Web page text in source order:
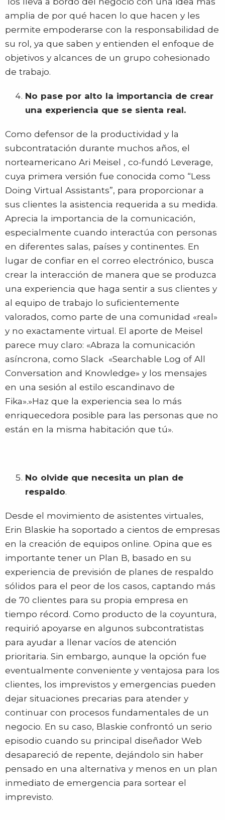
amplia de por qué hacen lo que hacen y les
permite empoderarse con la responsabilidad de
su rol, ya que saben y entienden el enfoque de
objetivos y alcances de un grupo cohesionado
de trabajo.
No pase por alto la importancia de crear
una experiencia que se sienta real.
Como defensor de la productividad y la
subcontratación durante muchos años, el
norteamericano Ari Meisel , co-fundó Leverage,
cuya primera versión fue conocida como “Less
Doing Virtual Assistants”, para proporcionar a
sus clientes la asistencia requerida a su medida.
Aprecia la importancia de la comunicación,
especialmente cuando interactúa con personas
en diferentes salas, países y continentes. En
lugar de confiar en el correo electrónico, busca
crear la interacción de manera que se produzca
una experiencia que haga sentir a sus clientes y
al equipo de trabajo lo suficientemente
valorados, como parte de una comunidad «real»
y no exactamente virtual. El aporte de Meisel
parece muy claro: «Abraza la comunicación
asíncrona, como Slack «Searchable Log of All
Conversation and Knowledge» y los mensajes
en una sesión al estilo escandinavo de
Fika».»Haz que la experiencia sea lo más
enriquecedora posible para las personas que no
están en la misma habitación que tú».
No olvide que necesita un plan de
respaldo.
Desde el movimiento de asistentes virtuales,
Erin Blaskie ha soportado a cientos de empresas
en la creación de equipos online. Opina que es
importante tener un Plan B, basado en su
experiencia de previsión de planes de respaldo
sólidos para el peor de los casos, captando más
de 70 clientes para su propia empresa en
tiempo récord. Como producto de la coyuntura,
requirió apoyarse en algunos subcontratistas
para ayudar a llenar vacíos de atención
prioritaria. Sin embargo, aunque la opción fue
eventualmente conveniente y ventajosa para los
clientes, los imprevistos y emergencias pueden
dejar situaciones precarias para atender y
continuar con procesos fundamentales de un
negocio. En su caso, Blaskie confrontó un serio
episodio cuando su principal diseñador Web
desapareció de repente, dejándolo sin haber
pensado en una alternativa y menos en un plan
inmediato de emergencia para sortear el
imprevisto.